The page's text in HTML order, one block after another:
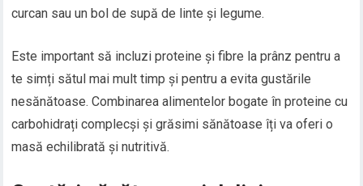
curcan sau un bol de supă de linte și legume.
Este important să incluzi proteine și fibre la prânz pentru a
te simți sătul mai mult timp și pentru a evita gustările
nesănătoase. Combinarea alimentelor bogate în proteine cu
carbohidrați complecși și grăsimi sănătoase îți va oferi o
masă echilibrată și nutritivă.